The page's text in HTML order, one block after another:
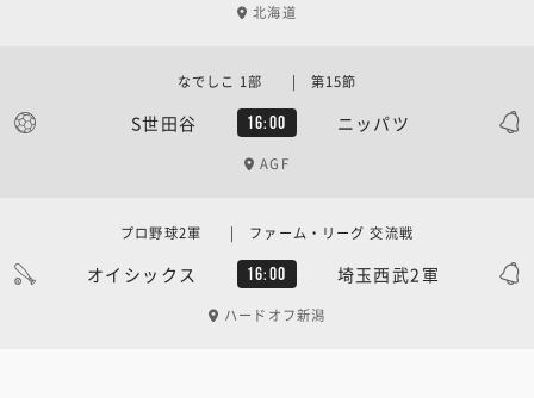
北海道
S世田谷 16:00 ニッパツ
なでしこ 1部 | 第15節
AGF
オイシックス 16:00 埼玉西武2軍
プロ野球2軍 | ファーム・リーグ 交流戦
ハードオフ新潟